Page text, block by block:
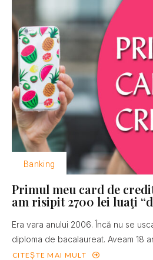
Banking
Primul meu card de
am risipit 2700 lei luaţi
Era vara anului 2006. Încă nu se
diploma de bacalaureat. Aveam 18
CITEȘTE MAI MULT